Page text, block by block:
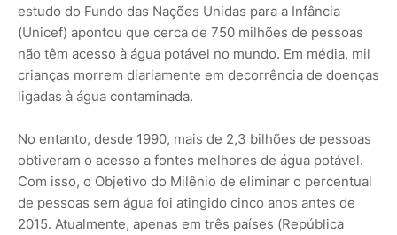
estudo do Fundo das Nações Unidas para a Infância
(Unicef) apontou que cerca de 750 milhões de pessoas
não têm acesso à água potável no mundo. Em média, mil
crianças morrem diariamente em decorrência de doenças
ligadas à água contaminada.
No entanto, desde 1990, mais de 2,3 bilhões de pessoas
obtiveram o acesso a fontes melhores de água potável.
Com isso, o Objetivo do Milênio de eliminar o percentual
de pessoas sem água foi atingido cinco anos antes de
2015. Atualmente, apenas em três países (República